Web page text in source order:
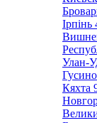
Ірпінь
Улан-
Кяхта